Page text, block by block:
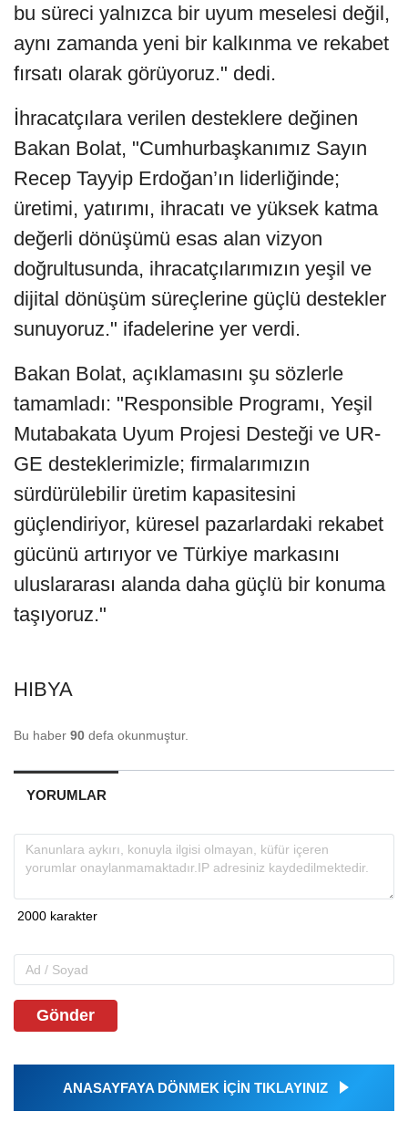
bu süreci yalnızca bir uyum meselesi değil,
aynı zamanda yeni bir kalkınma ve rekabet
fırsatı olarak görüyoruz." dedi.
İhracatçılara verilen desteklere değinen
Bakan Bolat, "Cumhurbaşkanımız Sayın
Recep Tayyip Erdoğan’ın liderliğinde;
üretimi, yatırımı, ihracatı ve yüksek katma
değerli dönüşümü esas alan vizyon
doğrultusunda, ihracatçılarımızın yeşil ve
dijital dönüşüm süreçlerine güçlü destekler
sunuyoruz." ifadelerine yer verdi.
Bakan Bolat, açıklamasını şu sözlerle
tamamladı: "Responsible Programı, Yeşil
Mutabakata Uyum Projesi Desteği ve UR-
GE desteklerimizle; firmalarımızın
sürdürülebilir üretim kapasitesini
güçlendiriyor, küresel pazarlardaki rekabet
gücünü artırıyor ve Türkiye markasını
uluslararası alanda daha güçlü bir konuma
taşıyoruz."
HIBYA
Bu haber 90 defa okunmuştur.
YORUMLAR
Gönder
ANASAYFAYA DÖNMEK İÇİN TIKLAYINIZ